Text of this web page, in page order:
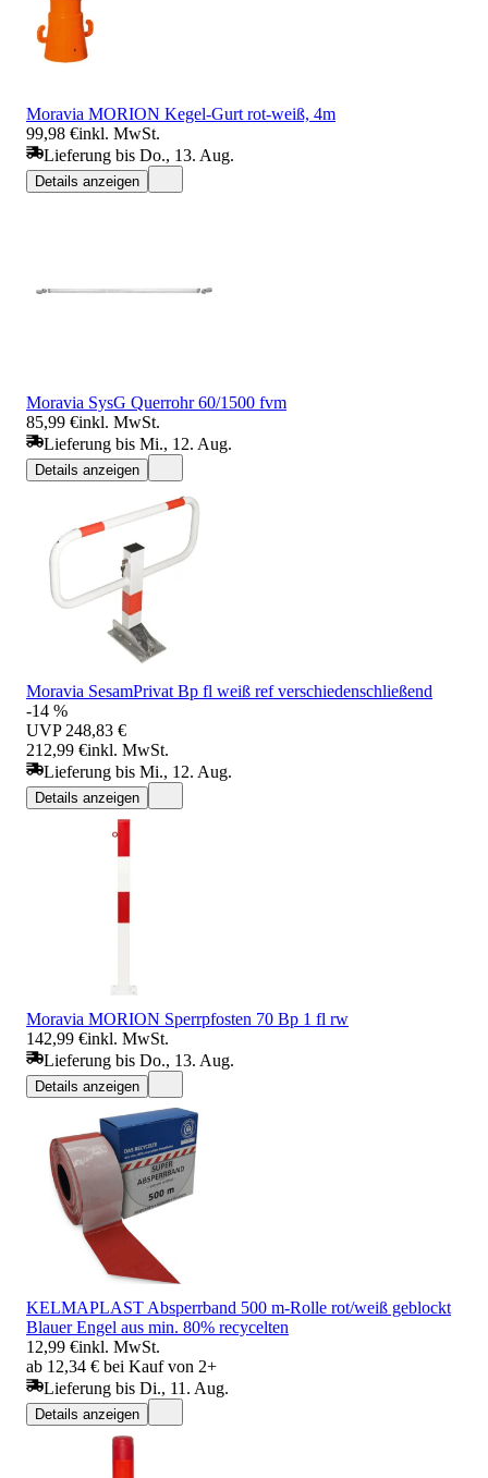
Moravia MORION Kegel-Gurt rot-weiß, 4m
99,98 €inkl. MwSt.
Lieferung bis Do., 13. Aug.
Details anzeigen
Moravia SysG Querrohr 60/1500 fvm
85,99 €inkl. MwSt.
Lieferung bis Mi., 12. Aug.
Details anzeigen
Moravia SesamPrivat Bp fl weiß ref verschiedenschließend
-14 %
UVP 248,83 €
212,99 €inkl. MwSt.
Lieferung bis Mi., 12. Aug.
Details anzeigen
Moravia MORION Sperrpfosten 70 Bp 1 fl rw
142,99 €inkl. MwSt.
Lieferung bis Do., 13. Aug.
Details anzeigen
KELMAPLAST Absperrband 500 m-Rolle rot/weiß geblockt
Blauer Engel aus min. 80% recycelten
12,99 €inkl. MwSt.
ab 12,34 € bei Kauf von 2+
Lieferung bis Di., 11. Aug.
Details anzeigen